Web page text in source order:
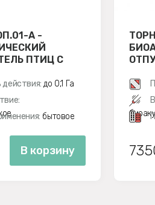
А -
ПТИЦ С
до 0,1 Га
бытовое
В корзину